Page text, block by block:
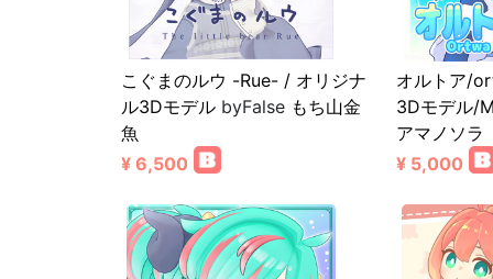
こぐまのルウ -Rue- / オリジナ
ル3Dモデル byFalse もち山金
魚
¥ 6,500
オルトア/
3Dモデル/
アマノソラ
¥ 5,000